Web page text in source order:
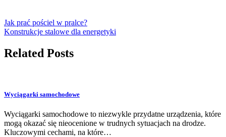
Jak prać pościel w pralce?
Konstrukcje stalowe dla energetyki
Related Posts
Wyciągarki samochodowe
Wyciągarki samochodowe to niezwykle przydatne urządzenia, które
mogą okazać się nieocenione w trudnych sytuacjach na drodze.
Kluczowymi cechami, na które…